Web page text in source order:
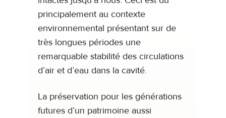
principalement au contexte
environnemental présentant sur de
très longues périodes une
remarquable stabilité des circulations
d’air et d’eau dans la cavité.
La préservation pour les générations
futures d’un patrimoine aussi